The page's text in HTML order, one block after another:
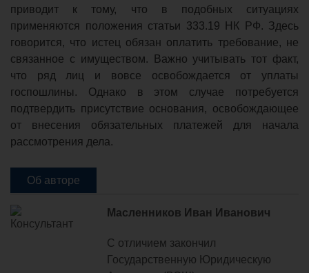
приводит к тому, что в подобных ситуациях
применяются положения статьи 333.19 НК РФ. Здесь
говорится, что истец обязан оплатить требование, не
связанное с имуществом. Важно учитывать тот факт,
что ряд лиц и вовсе освобождается от уплаты
госпошлины. Однако в этом случае потребуется
подтвердить присутствие основания, освобождающее
от внесения обязательных платежей для начала
рассмотрения дела.
Об авторе
Масленников Иван Иванович
С отличием закончил
Государственную Юридическую